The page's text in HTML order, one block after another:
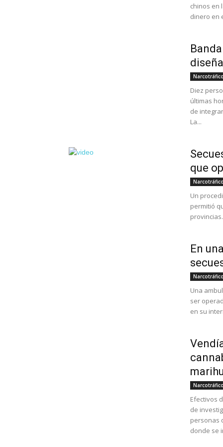
chinos en
dinero en
Diez
últimas
de
La...
que
Un
permitió
En
Una
ser
en su
Efectivos
de
personas
donde se